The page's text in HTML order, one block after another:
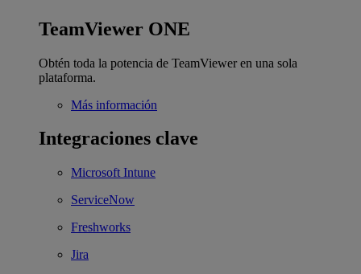
TeamViewer ONE
Obtén toda la potencia de TeamViewer en una sola
plataforma.
Más información
Integraciones clave
Microsoft Intune
ServiceNow
Freshworks
Jira